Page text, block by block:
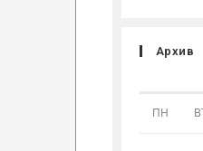
Архив
ПН